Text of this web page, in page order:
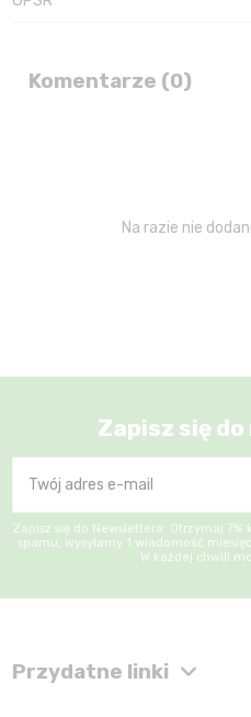
Komentarze (0)
Na razie nie
Zapisz się
Zapisz się do Newslettera: Otrzymaj
spamu, wysyłamy 1 wiadomość
W każdej chwili
Przydatne linki